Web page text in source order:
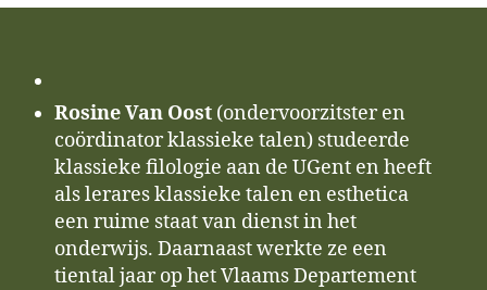
Rosine Van Oost (ondervoorzitster en
coördinator klassieke talen) studeerde
klassieke filologie aan de UGent en heeft
als lerares klassieke talen en esthetica
een ruime staat van dienst in het
onderwijs. Daarnaast werkte ze een
tiental jaar op het Vlaams Departement